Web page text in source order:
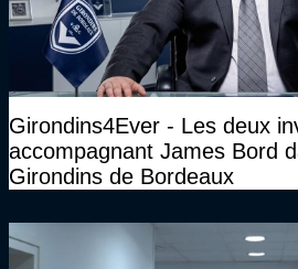
Girondins4Ever - Les deux
accompagnant James Bord
Girondins de Bordeaux